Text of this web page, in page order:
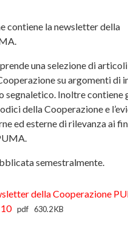
contiene la newsletter della
una selezione di
su argomenti di
segnaletico. Inoltre contiene
della Cooperazione e
ed esterne di rilevanza ai
semestralmente.
della Cooperazione
pdf 630.2 KB